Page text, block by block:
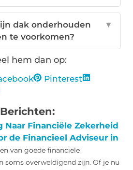
dak onderhouden
te voorkomen?
▼
hem dan op:
Pinterest
Naar Financiële Zekerheid
de Financieel Adviseur in
van goede financiële
soms overweldigend zijn. Of je nu